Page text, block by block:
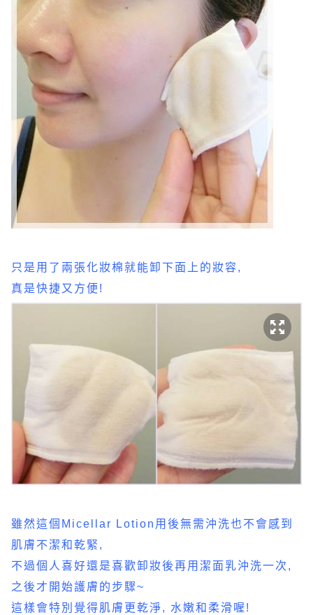
只是用了兩張化妝棉就能卸下面上的妝容,
真是快捷又方便!
雖然這個Micellar Lotion用後無需沖洗也不會感到
肌膚不潔和乾緊,
不過個人喜好還是喜歡卸妝後再用潔面乳沖洗一次,
之後才開始護膚的步驟~
這樣會特別覺得肌膚更乾淨, 水嫩和柔滑喔!